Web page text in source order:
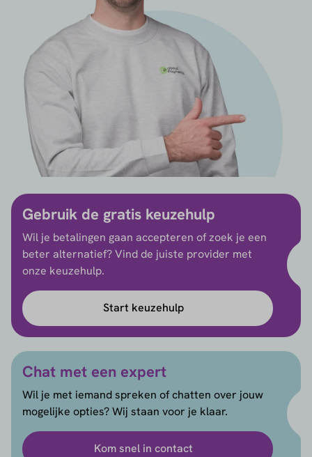
Gebruik de gratis keuzehulp
Wil je betalingen gaan accepteren of zoek je een
beter alternatief? Vind de juiste provider met
onze keuzehulp.
Start keuzehulp
Chat met een expert
Wil je met iemand spreken of chatten over jouw
mogelijke opties? Wij staan voor je klaar.
Kom snel in contact